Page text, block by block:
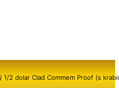
1/2 dolar Clad Commem Proof (s